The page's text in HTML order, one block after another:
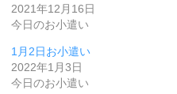
2021年12月16日
今日のお小遣い
1月2日お小遣い
2022年1月3日
今日のお小遣い